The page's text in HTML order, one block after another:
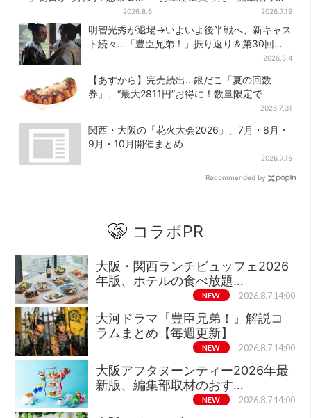
当コーナーは大幅に拡大…人
気商品は？
2026.8.6
が「ヤバイぐらいの切れ味」
2026.7.19
明智光秀が退場→いよいよ後半戦へ、新キャス
ト続々…「豊臣兄弟！」振り返り＆第30回あ
2026.8.4
【あすから】完売続出…銀だこ「夏の回数
券」、“最大2811円”お得に！数量限定で
2026.7.31
関西・大阪の「花火大会2026」、7月・8月・
9月・10月開催まとめ
2026.7.15
Recommended by
コラボPR
大阪・関西ランチビュッフェ2026
年版、ホテルの食べ放題…
NEW 2026.8.7 14:00
大河ドラマ『豊臣兄弟！』解説コ
ラムまとめ【毎週更新】
NEW 2026.8.7 14:00
大阪アフタヌーンティー2026年最
新版、編集部取材のおす…
NEW 2026.8.7 14:00